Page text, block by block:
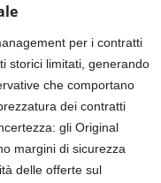
per i contratti
storici limitati, generando
che comportano
dei contratti
gli Original
margini di sicurezza
delle offerte sul